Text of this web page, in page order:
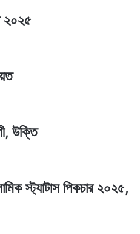
২০২৫
উক্তি
স্ট্যাটাস পিকচার ২০২৫,